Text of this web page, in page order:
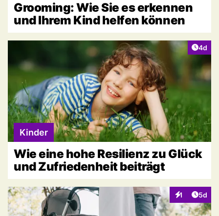
Grooming: Wie Sie es erkennen
und Ihrem Kind helfen können
4d
Kinder
Wie eine hohe Resilienz zu Glück
und Zufriedenheit beiträgt
1
Interaktionen
5d